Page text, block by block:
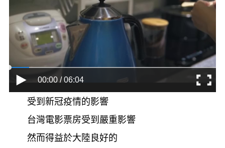
00:00 / 06:04
受到新冠疫情的影響
台灣電影票房受到嚴重影響
然而得益於大陸良好的